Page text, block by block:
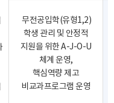
무전공입학(유형1,2)
학생 관리 및 안정적
지원을 위한 A-J-O-U
체계 운영,
핵심역량 제고
비교과프로그램 운영